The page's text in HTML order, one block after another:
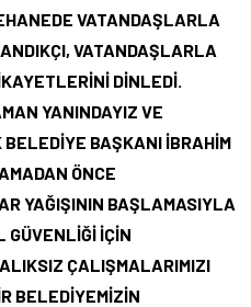
VATANDAŞLARLA
VATANDAŞLARLA
DİNLEDİ.
YANINDAYIZ VE
BAŞKANI İBRAHİM
ÖNCE
YAĞIŞININ BAŞLAMASIYLA
GÜVENLİĞİ İÇİN
ÇALIŞMALARIMIZI
BELEDİYEMİZİN